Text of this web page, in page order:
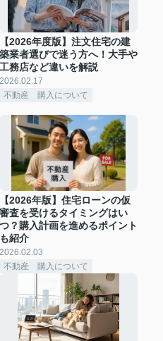
【2026年度版】注文住宅の建
築業者選びで迷う方へ！大手や
工務店など違いを解説
2026.02.17
不動産 購入について
【2026年版】住宅ローンの仮
審査を受けるタイミングはい
つ？購入計画を進めるポイント
も紹介
2026.02.03
不動産 購入について